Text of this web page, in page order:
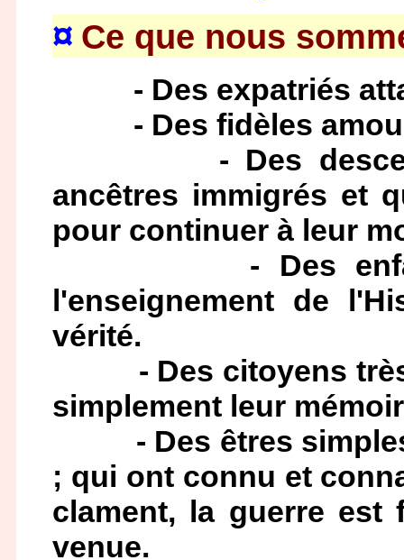
¤ Ce que nous
- Des expatriés
- Des fidèles
- Des
ancêtres immigrés et
pour continuer à leur
- Des enfants
l'enseignement de
vérité.
- Des citoyens très
simplement leur
- Des êtres simples
; qui ont connu et
clament, la guerre
venue.